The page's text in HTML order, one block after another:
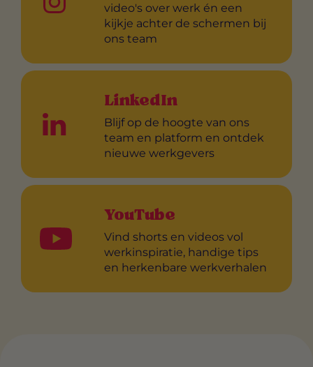
video's over werk én een
kijkje achter de schermen bij
ons team
LinkedIn
Blijf op de hoogte van ons
team en platform en ontdek
nieuwe werkgevers
YouTube
Vind shorts en videos vol
werkinspiratie, handige tips
en herkenbare werkverhalen